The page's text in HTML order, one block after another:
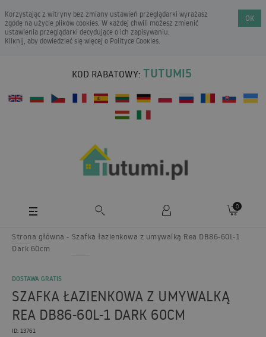
Korzystając z witryny bez zmiany ustawień przeglądarki wyrażasz
zgodę na użycie plików cookies. W każdej chwili możesz zmienić
ustawienia przeglądarki decydujące o ich zapisywaniu.
Kliknij, aby dowiedzieć się więcej o Polityce Cookies.
OK
KOD RABATOWY: TUTUMI5
0
Strona główna
Szafka łazienkowa z umywalką Rea DB86-60L-1
Dark 60cm
DOSTAWA GRATIS
SZAFKA ŁAZIENKOWA Z UMYWALKĄ
REA DB86-60L-1 DARK 60CM
ID: 13761